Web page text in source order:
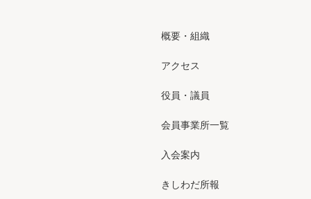
概要・組織
アクセス
役員・議員
会員事業所一覧
入会案内
きしわだ所報